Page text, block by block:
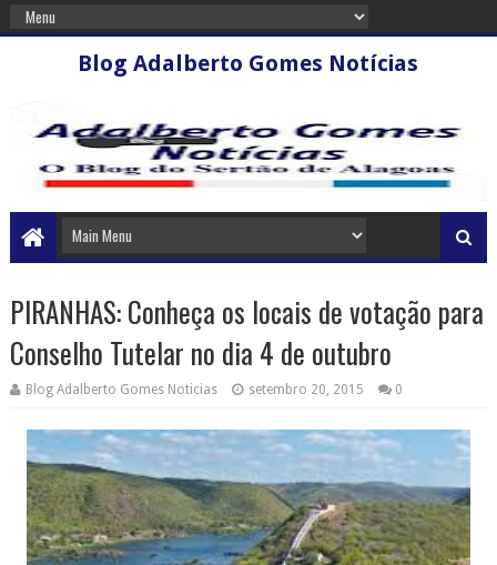
Blog Adalberto Gomes Notícias
PIRANHAS: Conheça os locais de votação para
Conselho Tutelar no dia 4 de outubro
Blog Adalberto Gomes Noticias setembro 20, 2015 0